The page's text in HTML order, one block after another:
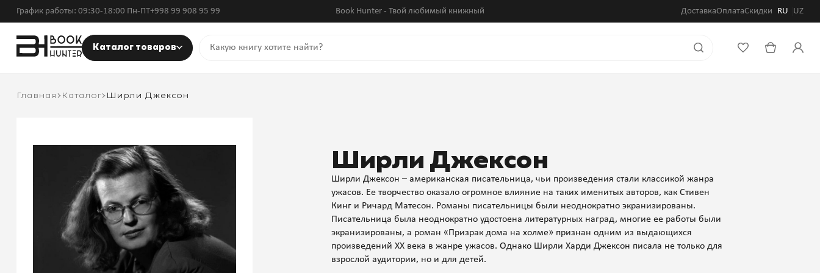
График работы: 09:30-18:00 Пн-ПТ+998 99 908 95 99 Book Hunter - Твой любимый книжный ДоставкаОплатаСкидки RU UZ
Каталог товаров
Главная Каталог Ширли Джексон
Ширли Джексон
Ширли Джексон – американская писательница, чьи произведения стали классикой жанра
ужасов. Ее творчество оказало огромное влияние на таких именитых авторов, как Стивен
Кинг и Ричард Матесон. Романы писательницы были неоднократно экранизированы.
Писательница была неоднократно удостоена литературных наград, многие ее работы были
экранизированы, а роман «Призрак дома на холме» признан одним из выдающихся
произведений XX века в жанре ужасов. Однако Ширли Харди Джексон писала не только для
взрослой аудитории, но и для детей.